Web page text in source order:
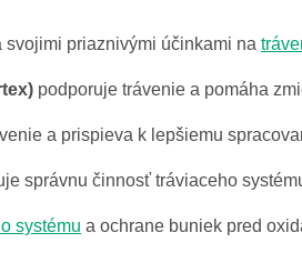
svojimi priaznivými účinkami na
podporuje trávenie a pomáha
a prispieva k lepšiemu
správnu činnosť tráviaceho
systému a ochrane buniek pred